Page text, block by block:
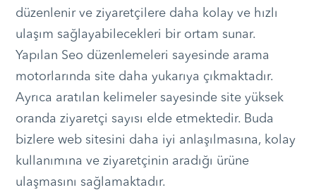
düzenlenir ve ziyaretçilere daha kolay ve hızlı
ulaşım sağlayabilecekleri bir ortam sunar.
Yapılan Seo düzenlemeleri sayesinde arama
motorlarında site daha yukarıya çıkmaktadır.
Ayrıca aratılan kelimeler sayesinde site yüksek
oranda ziyaretçi sayısı elde etmektedir. Buda
bizlere web sitesini daha iyi anlaşılmasına, kolay
kullanımına ve ziyaretçinin aradığı ürüne
ulaşmasını sağlamaktadır.